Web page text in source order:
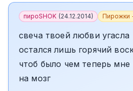
пироSHOK (24.12.2014) Пирожки
свеча твоей любви угасла
остался лишь горячий
чтоб было чем теперь мне
на мозг